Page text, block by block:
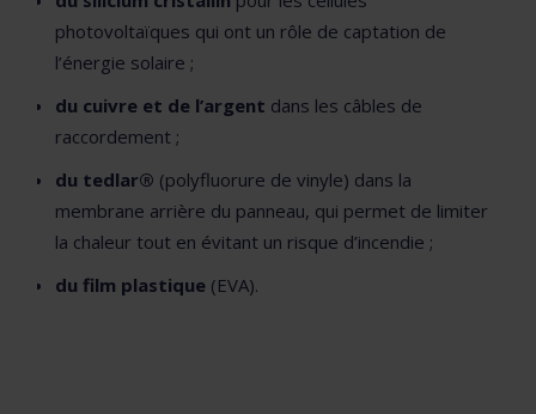
photovoltaïques qui ont un rôle de captation de
l’énergie solaire ;
du cuivre et de l’argent dans les câbles de
raccordement ;
du tedlar® (polyfluorure de vinyle) dans la
membrane arrière du panneau, qui permet de limiter
la chaleur tout en évitant un risque d’incendie ;
du film plastique (EVA).